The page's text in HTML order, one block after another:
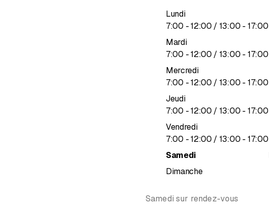
Lundi
7:00 - jusqu’à
12:00 / 13:00 - jusqu’à
17:00
Mardi
7:00 - jusqu’à
12:00 / 13:00 - jusqu’à
17:00
Mercredi
7:00 - jusqu’à
12:00 / 13:00 - jusqu’à
17:00
Jeudi
7:00 - jusqu’à
12:00 / 13:00 - jusqu’à
17:00
Vendredi
7:00 - jusqu’à
12:00 / 13:00 - jusqu’à
17:00
Samedi
Dimanche
Samedi sur rendez-vous